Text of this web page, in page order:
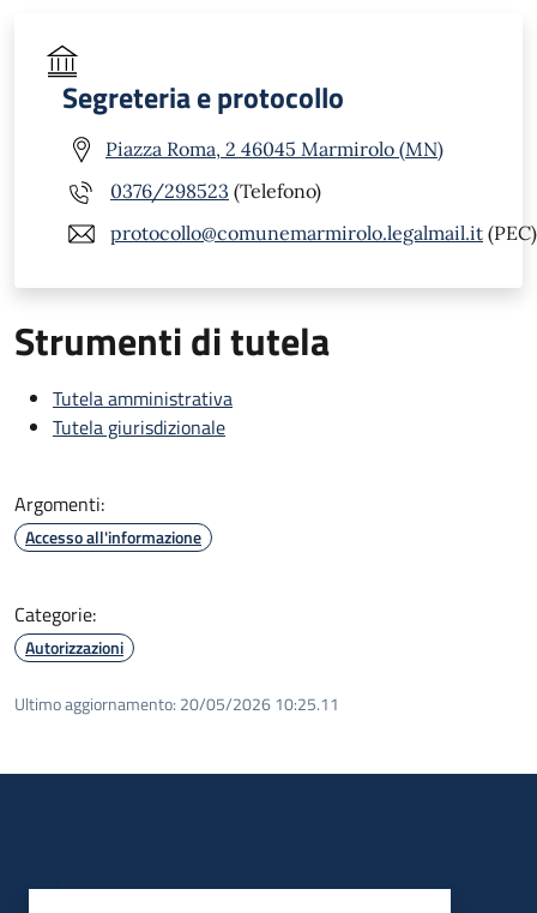
Segreteria e protocollo
Piazza Roma, 2 46045 Marmirolo (MN)
0376/298523 (Telefono)
protocollo@comunemarmirolo.legalmail.it (PEC)
Strumenti di tutela
Tutela amministrativa
Tutela giurisdizionale
Argomenti:
Accesso all'informazione
Categorie:
Autorizzazioni
Ultimo aggiornamento: 20/05/2026 10:25.11